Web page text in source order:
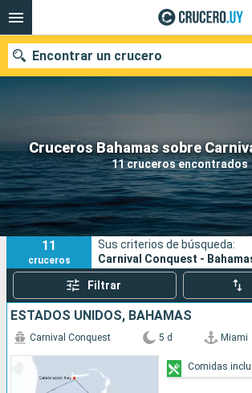
Cruceros Bahamas sobre
11 cruceros encontrados
Encontrar un crucero
Nuestros destinos
Fecha de salida
Puertos
11
cruceros
Sus criterios de búsqueda:
Carnival Conquest -
Filtrar
ESTADOS UNIDOS, BAHAMAS
Carnival Conquest 5 d Miami
Comidas